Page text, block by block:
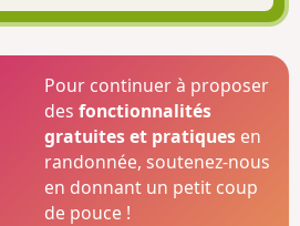
Pour continuer à proposer
desfonctionnalités
gratuites et pratiques en
randonnée, soutenez-nous
en donnant un petit coup
de pouce !